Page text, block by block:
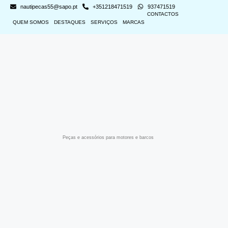
nautipecas55@sapo.pt +351218471519 937471519
QUEM SOMOS DESTAQUES SERVIÇOS MARCAS
CONTACTOS
Peças e acessórios para motores e barcos